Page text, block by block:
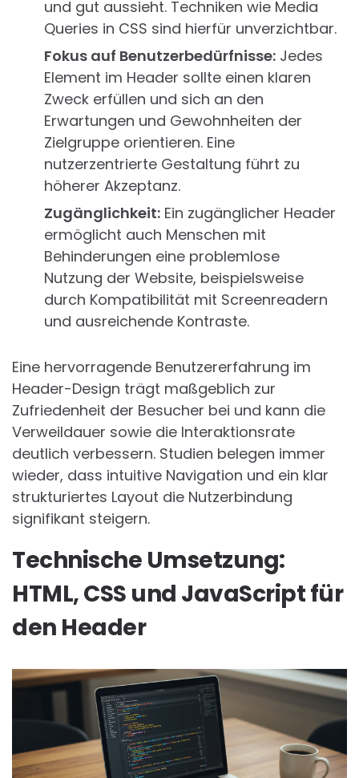
und gut aussieht. Techniken wie Media
Queries in CSS sind hierfür unverzichtbar.
Fokus auf Benutzerbedürfnisse: Jedes
Element im Header sollte einen klaren
Zweck erfüllen und sich an den
Erwartungen und Gewohnheiten der
Zielgruppe orientieren. Eine
nutzerzentrierte Gestaltung führt zu
höherer Akzeptanz.
Zugänglichkeit: Ein zugänglicher Header
ermöglicht auch Menschen mit
Behinderungen eine problemlose
Nutzung der Website, beispielsweise
durch Kompatibilität mit Screenreadern
und ausreichende Kontraste.
Eine hervorragende Benutzererfahrung im
Header-Design trägt maßgeblich zur
Zufriedenheit der Besucher bei und kann die
Verweildauer sowie die Interaktionsrate
deutlich verbessern. Studien belegen immer
wieder, dass intuitive Navigation und ein klar
strukturiertes Layout die Nutzerbindung
signifikant steigern.
Technische Umsetzung:
HTML, CSS und JavaScript für
den Header